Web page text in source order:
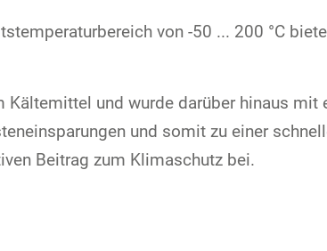
von -50 ... 200 °C
und wurde darüber hinaus
und somit zu einer
Beitrag zum Klimaschutz bei.